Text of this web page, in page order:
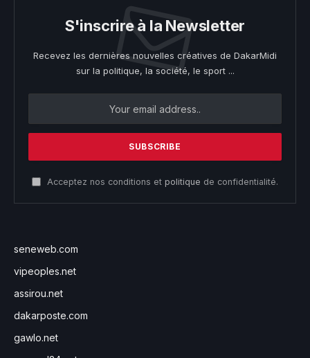
S'inscrire à la Newsletter
Recevez les dernières nouvelles créatives de DakarMidi
sur la politique, la société, le sport ...
Acceptez nos conditions et politique de confidentialité.
seneweb.com
vipeoples.net
assirou.net
dakarposte.com
gawlo.net